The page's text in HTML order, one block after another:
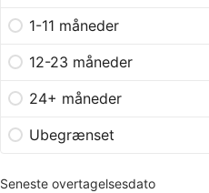
1-11 måneder
12-23 måneder
24+ måneder
Ubegrænset
Seneste overtagelsesdato